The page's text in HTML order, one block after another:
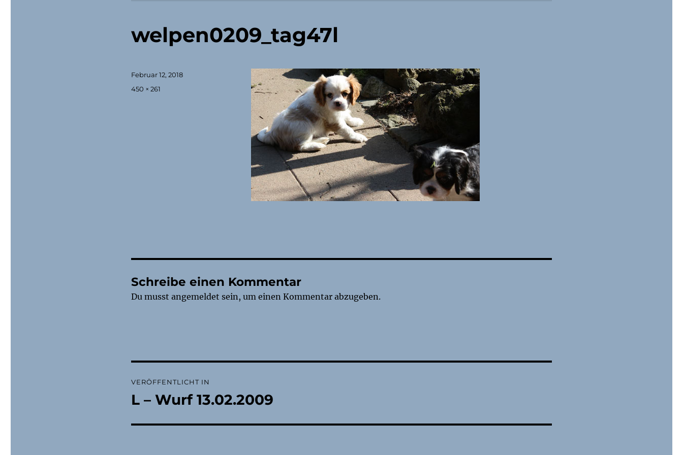
welpen0209_tag47l
Veröffentlicht
am
Februar 12, 2018
Originalgröße
450 × 261
Schreibe einen Kommentar
Du musst angemeldet sein, um einen Kommentar abzugeben.
VERÖFFENTLICHT IN
L – Wurf 13.02.2009